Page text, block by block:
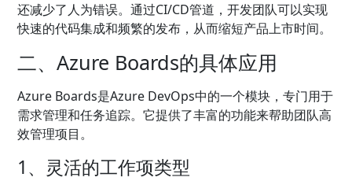
还减少了人为错误。通过CI/CD管道，开发团队可以实现
快速的代码集成和频繁的发布，从而缩短产品上市时间。
二、Azure Boards的具体应用
Azure Boards是Azure DevOps中的一个模块，专门用于
需求管理和任务追踪。它提供了丰富的功能来帮助团队高
效管理项目。
1、灵活的工作项类型